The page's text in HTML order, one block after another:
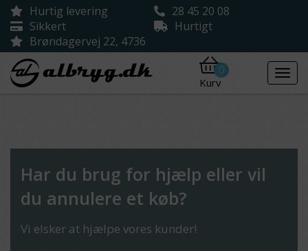
Hurtig levering
28 45 20 08
Sikkert
Hurtigt
Brøndagervej 22, 4736
0
Kurv
Har du brug for hjælp eller vil
du annulere et køb?
Vi elsker at hjælpe vores kunder!